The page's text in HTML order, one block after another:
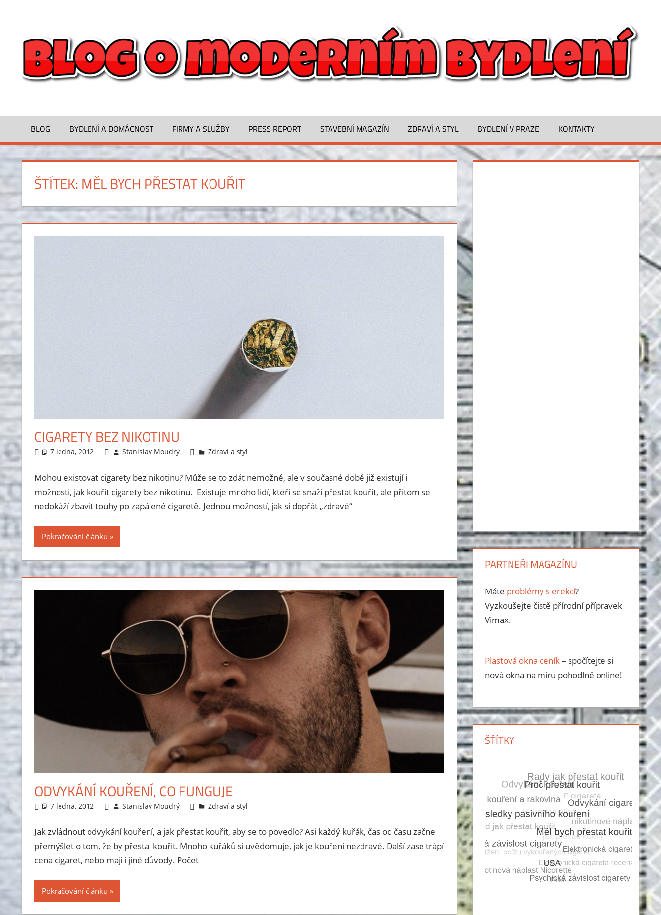
bydlení,
tipy
a
domov
BLOG BYDLENÍ A DOMÁCNOST FIRMY A SLUŽBY PRESS REPORT STAVEBNÍ MAGAZÍN ZDRAVÍ A STYL BYDLENÍ V PRAZE KONTAKTY
ŠTÍTEK: MĚL BYCH PŘESTAT KOUŘIT
CIGARETY BEZ NIKOTINU
7 ledna, 2012 Stanislav Moudrý Zdraví a styl
Mohou existovat cigarety bez nikotinu? Může se to zdát nemožné, ale v současné době již existují i
možnosti, jak kouřit cigarety bez nikotinu. Existuje mnoho lidí, kteří se snaží přestat kouřit, ale přitom se
nedokáží zbavit touhy po zapálené cigaretě. Jednou možností, jak si dopřát „zdravé“
Pokračování článku
ODVYKÁNÍ KOUŘENÍ, CO FUNGUJE
7 ledna, 2012 Stanislav Moudrý Zdraví a styl
Jak zvládnout odvykání kouření, a jak přestat kouřit, aby se to povedlo? Asi každý kuřák, čas od času začne
přemýšlet o tom, že by přestal kouřit. Mnoho kuřáků si uvědomuje, jak je kouření nezdravé. Další zase trápí
cena cigaret, nebo mají i jiné důvody. Počet
Pokračování článku
PARTNEŘI MAGAZÍNU
Máte problémy s erekcí?
Vyzkoušejte čistě přírodní přípravek
Vimax.
Plastová okna ceník– spočítejte si
nová okna na míru pohodlně online!
ŠŤÍTKY